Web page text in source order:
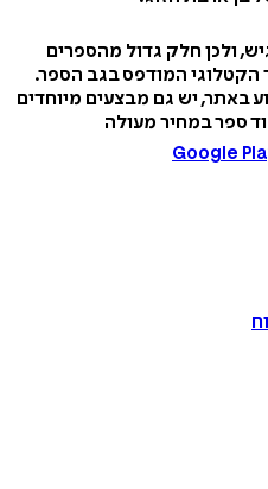
ולכן חלק גדול מהספרים
הקטלוגי המודפס בגב הספר.
באתר, יש גם מבצעים מיוחדים
ספר במחיר מעולה
Google